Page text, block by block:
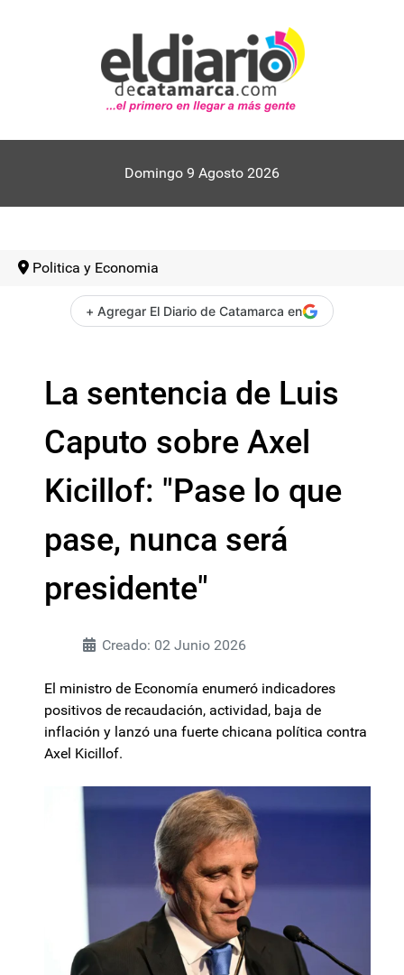
Domingo 9 Agosto 2026
Politica y Economia
+ Agregar El Diario de Catamarca en
La sentencia de Luis
Caputo sobre Axel
Kicillof: "Pase lo que
pase, nunca será
presidente"
Creado: 02 Junio 2026
El ministro de Economía enumeró indicadores
positivos de recaudación, actividad, baja de
inflación y lanzó una fuerte chicana política contra
Axel Kicillof.